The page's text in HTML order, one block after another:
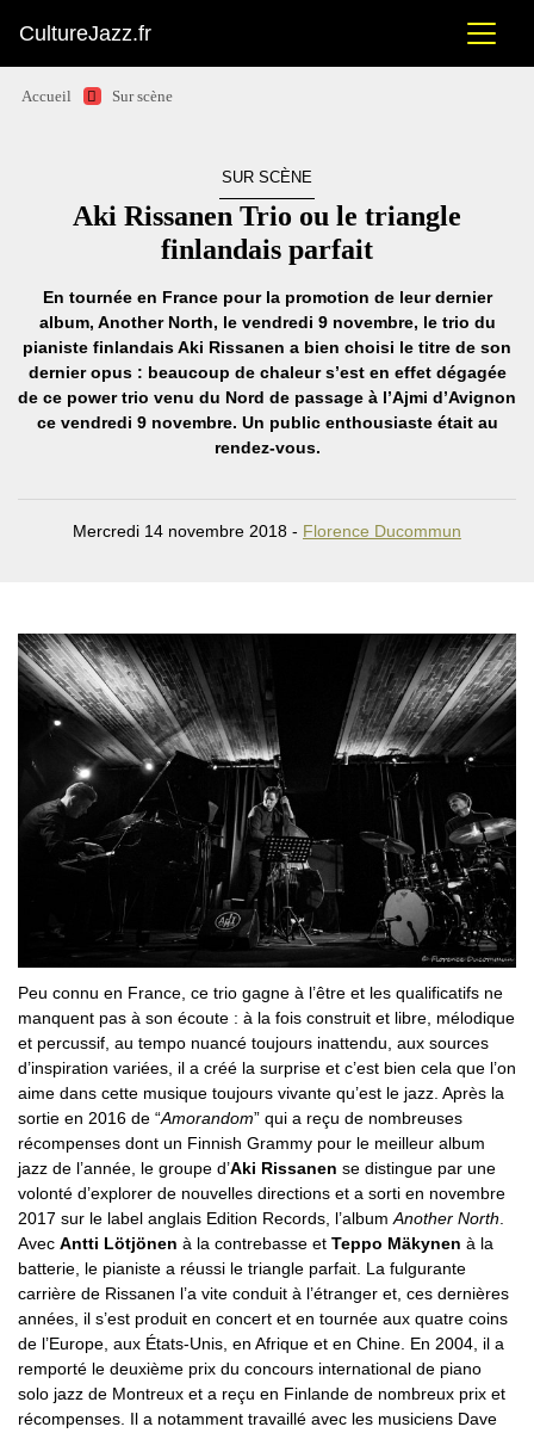
CultureJazz.fr
Accueil Sur scène
SUR SCÈNE
Aki Rissanen Trio ou le triangle
finlandais parfait
En tournée en France pour la promotion de leur dernier
album, Another North, le vendredi 9 novembre, le trio du
pianiste finlandais Aki Rissanen a bien choisi le titre de son
dernier opus : beaucoup de chaleur s’est en effet dégagée
de ce power trio venu du Nord de passage à l’Ajmi d’Avignon
ce vendredi 9 novembre. Un public enthousiaste était au
rendez-vous.
Mercredi 14 novembre 2018 - Florence Ducommun
Peu connu en France, ce trio gagne à l’être et les qualificatifs ne
manquent pas à son écoute : à la fois construit et libre, mélodique
et percussif, au tempo nuancé toujours inattendu, aux sources
d’inspiration variées, il a créé la surprise et c’est bien cela que l’on
aime dans cette musique toujours vivante qu’est le jazz. Après la
sortie en 2016 de “Amorandom” qui a reçu de nombreuses
récompenses dont un Finnish Grammy pour le meilleur album
jazz de l’année, le groupe d’Aki Rissanen se distingue par une
volonté d’explorer de nouvelles directions et a sorti en novembre
2017 sur le label anglais Edition Records, l’album Another North
Avec Antti Lötjönen à la contrebasse et Teppo Mäkynen à la
batterie, le pianiste a réussi le triangle parfait. La fulgurante
carrière de Rissanen l’a vite conduit à l’étranger et, ces dernières
années, il s’est produit en concert et en tournée aux quatre coins
de l’Europe, aux États-Unis, en Afrique et en Chine. En 2004, il a
remporté le deuxième prix du concours international de piano
solo jazz de Montreux et a reçu en Finlande de nombreux prix et
récompenses. Il a notamment travaillé avec les musiciens Dave